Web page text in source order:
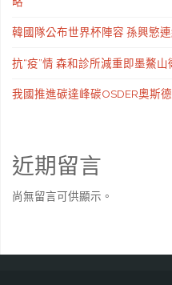
韓國隊公布世界杯陣容 孫興慜
抗“疫”情 森和診所減重即墨鰲
我國推進碳達峰碳OSDER奧斯
近期留言
尚無留言可供顯示。